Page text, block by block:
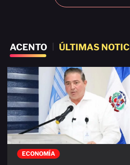
ACENTO ÚLTIMAS
ECONOMÍA